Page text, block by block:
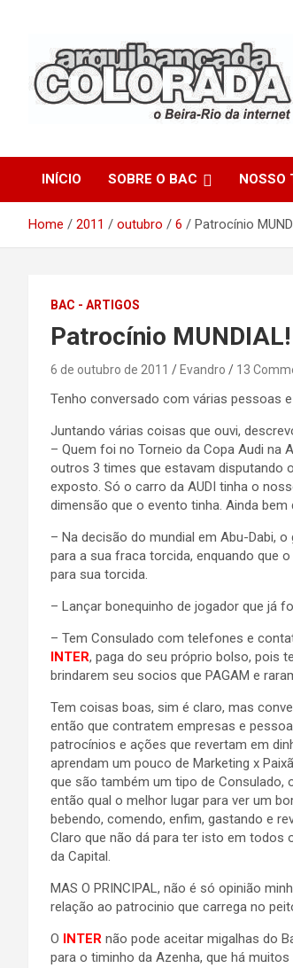
Arquibancada
INÍCIO SOBRE O BAC NOSSO
Home 2011 outubro 6 Patrocínio
BAC - ARTIGOS
Patrocínio MUNDIAL!
6 de outubro de 2011 Evandro 13
Tenho conversado com várias pessoas
Juntando várias coisas que ouvi,
– Quem foi no Torneio da Copa Audi na
outros 3 times que estavam disputando
exposto. Só o carro da AUDI tinha o
dimensão que o evento tinha. Ainda
– Na decisão do mundial em Abu-Dabi,
para a sua fraca torcida, enquando que o
para sua torcida.
– Lançar bonequinho de jogador que já
– Tem Consulado com telefones e
INTER, paga do seu próprio bolso, pois
brindarem seu socios que PAGAM e
Tem coisas boas, sim é claro, mas
então que contratem empresas e
patrocínios e ações que revertam em
aprendam um pouco de Marketing x
que são também um tipo de Consulado,
então qual o melhor lugar para ver um
bebendo, comendo, enfim, gastando e
Claro que não dá para ter isto em todos
da Capital.
MAS O PRINCIPAL, não é só opinião
relação ao patrocinio que carrega no
O INTER não pode aceitar migalhas do
para o timinho da Azenha, que há